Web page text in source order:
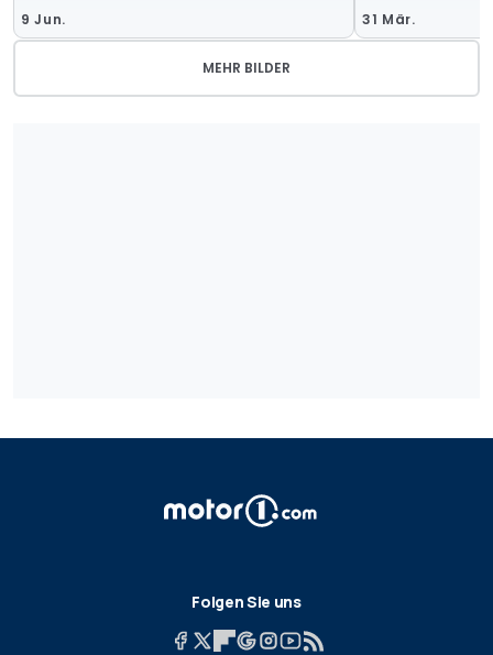
9 Jun. 31 Mär.
MEHR BILDER
Folgen Sie uns